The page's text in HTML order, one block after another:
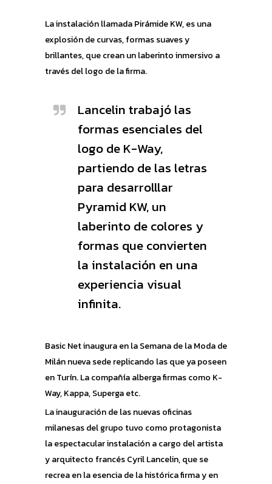
La instalación llamada Pirámide KW, es una
explosión de curvas, formas suaves y
brillantes, que crean un laberinto inmersivo a
través del logo de la firma.
Lancelin trabajó las
formas esenciales del
logo de K-Way,
partiendo de las letras
para desarrolllar
Pyramid KW, un
laberinto de colores y
formas que convierten
la instalación en una
experiencia visual
infinita.
Basic Net inaugura en la Semana de la Moda de
Milán nueva sede replicando las que ya poseen
en Turín. La compañía alberga firmas como K-
Way, Kappa, Superga etc.
La inauguración de las nuevas oficinas
milanesas del grupo tuvo como protagonista
la espectacular instalación a cargo del artista
y arquitecto francés Cyril Lancelin, que se
recrea en la esencia de la histórica firma y en